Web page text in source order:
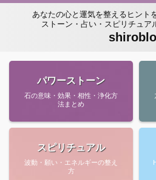
あなたの心と運気を整えるヒント
ストーン・占い・スピリチュア
パワーストーン
石の意味・効果・相性・浄化方
法まとめ
スピリチュアル
波動・願い・エネルギーの整え
方